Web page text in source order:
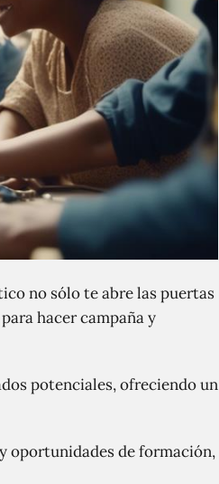
no sólo te abre las puertas
hacer campaña y
potenciales, ofreciendo un
oportunidades de formación,